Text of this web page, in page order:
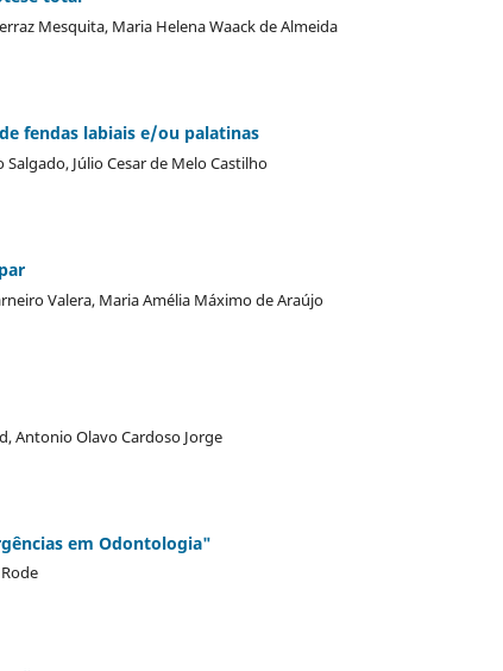
Mesquita, Maria Helena Waack de Almeida
fendas labiais e/ou palatinas
Júlio Cesar de Melo Castilho
Valera, Maria Amélia Máximo de Araújo
Antonio Olavo Cardoso Jorge
em Odontologia"